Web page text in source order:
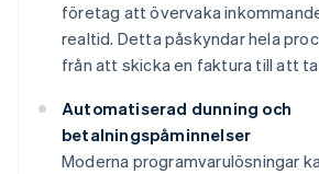
företag att övervaka
realtid. Detta påskyndar hela
från att skicka en faktura till att
Automatiserad dunning och
betalningspåminnelser
Moderna programvarulösningar